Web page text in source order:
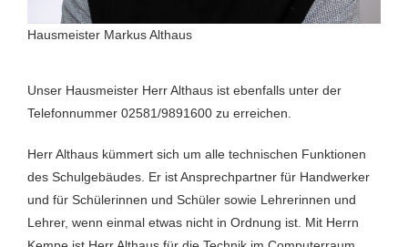
Hausmeister Markus Althaus
Unser Hausmeister Herr Althaus ist ebenfalls unter der
Telefonnummer 02581/9891600 zu erreichen.
Herr Althaus kümmert sich um alle technischen Funktionen
des Schulgebäudes. Er ist Ansprechpartner für Handwerker
und für Schülerinnen und Schüler sowie Lehrerinnen und
Lehrer, wenn einmal etwas nicht in Ordnung ist. Mit Herrn